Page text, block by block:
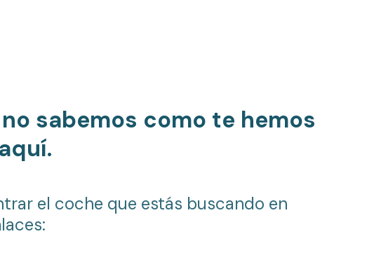
sabemos como te hemos
el coche que estás buscando en